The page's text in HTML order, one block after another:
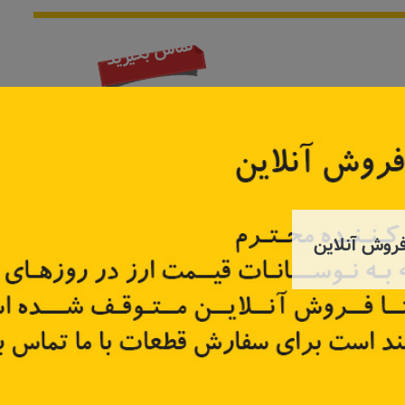
تماس بگیرید
کوئل ال نود مگان سیمبل ساندرو
کد قطعه:224332597R
اطلاعات بیشتر
کد
آنلاین